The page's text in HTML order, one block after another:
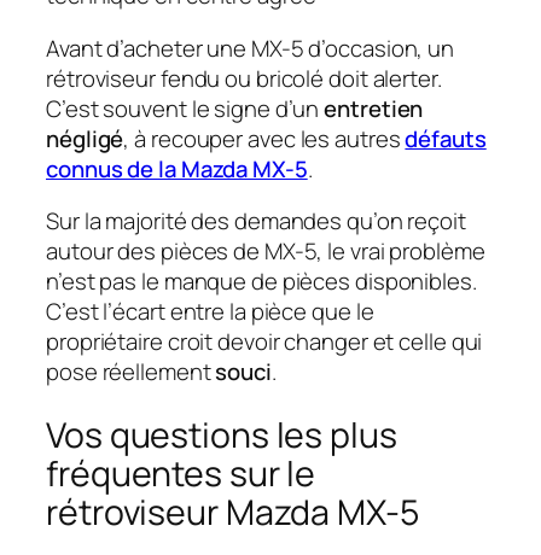
Avant d’acheter une MX-5 d’occasion, un
rétroviseur fendu ou bricolé doit alerter.
C’est souvent le signe d’unentretien
négligé, à recouper avec les autresdéfauts
connus de la Mazda MX-5.
Sur la majorité des demandes qu’on reçoit
autour des pièces de MX-5, le vrai problème
n’est pas le manque de pièces disponibles.
C’est l’écart entre la pièce que le
propriétaire croit devoir changer et celle qui
pose réellementsouci.
Vos questions les plus
fréquentes sur le
rétroviseur Mazda MX-5